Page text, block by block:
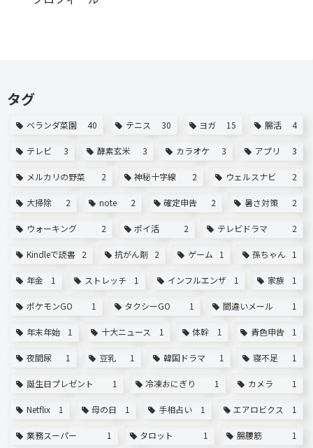
タグ
ベランダ菜園 40 テニス 30 ヨガ 15 腸活 4
テレビ 3 酵素玄米 3 カラオケ 3 アプリ 3
メルカリの野菜 2 神秘十字線 2 ウェルスナビ 2
大掃除 2 note 2 確定申告 2 暑さ対策 2
ウォーキング 2 ポイ活 2 テレビドラマ 2
Kindleで読書 2 抗がん剤 2 ゲーム 1 孫ちゃん 1
年金 1 ストレッチ 1 インフルエンザ 1 家族 1
ポケモンGO 1 タクシーGO 1 間違いメール 1
年末年始 1 十大ニュース 1 体幹 1 青色申告 1
夜間尿 1 豆乳 1 韓国ドラマ 1 寝不足 1
誕生日プレゼント 1 冷凍おにぎり 1 カメラ 1
Netflix 1 母の日 1 手相占い 1 エアロビクス 1
業務スーパー 1 タロット 1 腸腰筋 1